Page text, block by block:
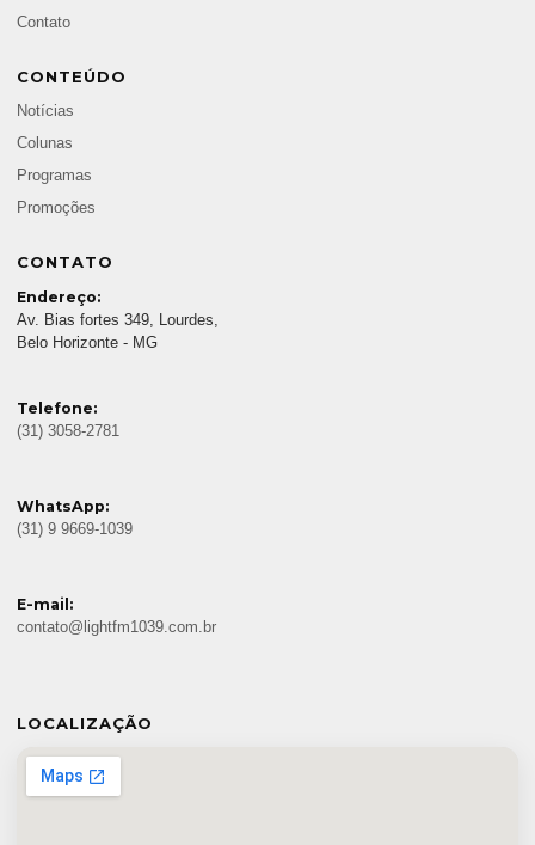
Contato
CONTEÚDO
Notícias
Colunas
Programas
Promoções
CONTATO
Endereço:
Av. Bias fortes 349, Lourdes,
Belo Horizonte - MG
Telefone:
(31) 3058-2781
WhatsApp:
(31) 9 9669-1039
E-mail:
contato@lightfm1039.com.br
LOCALIZAÇÃO